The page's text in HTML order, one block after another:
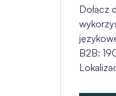
Dołącz
B2B: